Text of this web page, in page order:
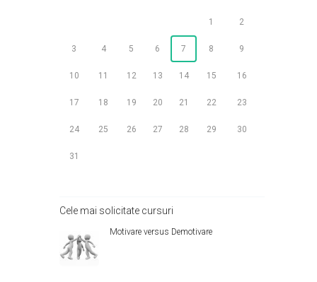
1 2
3 4 5 6 7 8 9
10 11 12 13 14 15 16
17 18 19 20 21 22 23
24 25 26 27 28 29 30
31
Cele mai solicitate cursuri
Motivare versus Demotivare